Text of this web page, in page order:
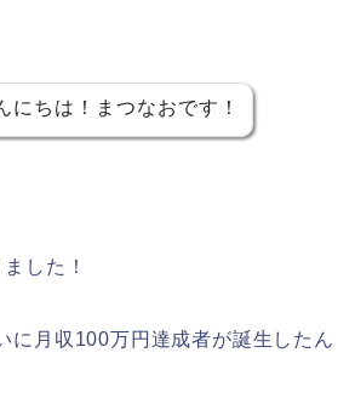
にちは！まつなおです！
した！
に月収100万円達成者が誕生したん